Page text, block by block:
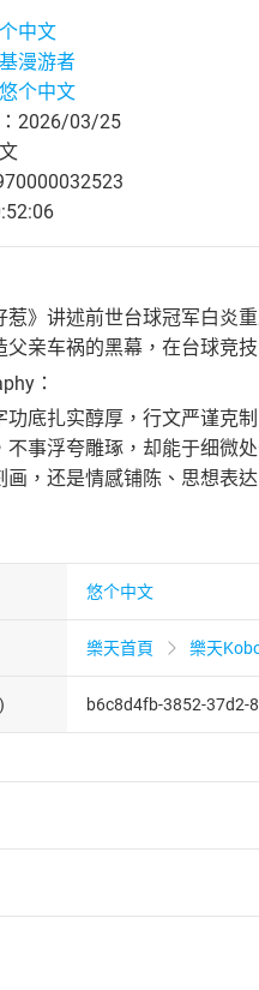
中文
漫游者
悠个中文
2026/03/25
惹》讲述前世台球冠军白炎
父亲车祸的黑幕，在台球竞
：
功底扎实醇厚，行文严谨克
不事浮夸雕琢，却能于细微
画，还是情感铺陈、思想表
悠个中文
樂天首頁 樂天
b6c8d4fb-3852-37d2-
：
費者保護法第19條第1項後段